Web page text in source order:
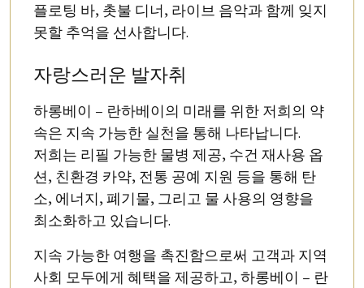
플로팅 바, 촛불 디너, 라이브 음악과 함께 잊지
못할 추억을 선사합니다.
자랑스러운 발자취
하롱베이 – 란하베이의 미래를 위한 저희의 약
속은 지속 가능한 실천을 통해 나타납니다.
저희는 리필 가능한 물병 제공, 수건 재사용 옵
션, 친환경 카약, 전통 공예 지원 등을 통해 탄
소, 에너지, 폐기물, 그리고 물 사용의 영향을
최소화하고 있습니다.
지속 가능한 여행을 촉진함으로써 고객과 지역
사회 모두에게 혜택을 제공하고, 하롱베이 – 란